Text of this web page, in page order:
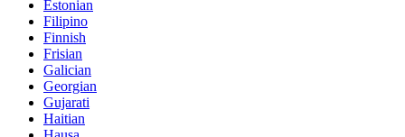
Estonian
Filipino
Finnish
Frisian
Galician
Georgian
Gujarati
Haitian